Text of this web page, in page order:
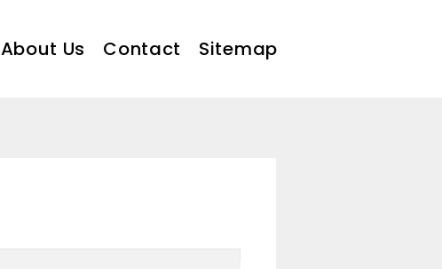
About Us Contact Sitemap